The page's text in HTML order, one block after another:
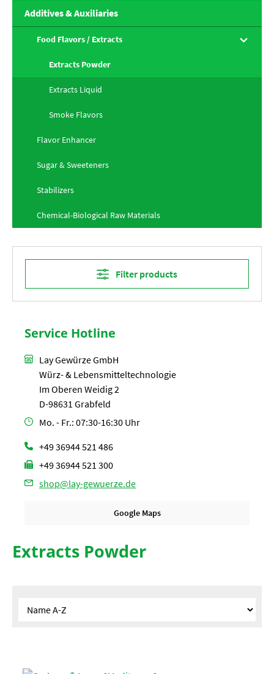
Additives & Auxiliaries
Food Flavors / Extracts
Extracts Powder
Extracts Liquid
Smoke Flavors
Flavor Enhancer
Sugar & Sweeteners
Stabilizers
Chemical-Biological Raw Materials
Filter products
Service Hotline
Lay Gewürze GmbH
Würz- & Lebensmitteltechnologie
Im Oberen Weidig 2
D-98631 Grabfeld
Mo. - Fr.: 07:30-16:30 Uhr
+49 36944 521 486
+49 36944 521 300
shop@lay-gewuerze.de
Google Maps
Extracts Powder